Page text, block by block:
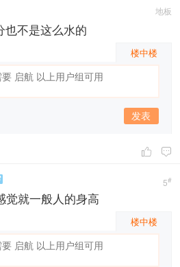
地板
也不是这么水的
楼中楼
发表
 
5#
觉就一般人的身高
楼中楼